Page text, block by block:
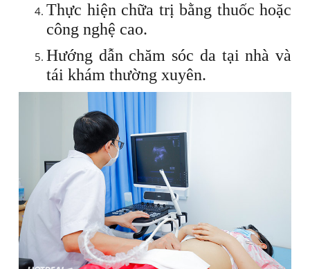
Thực hiện chữa trị bằng thuốc hoặc
công nghệ cao.
Hướng dẫn chăm sóc da tại nhà và
tái khám thường xuyên.